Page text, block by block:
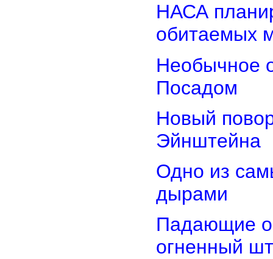
НАСА
обитаемых
Необычное
Посадом
Новый
Эйнштейна
Одно из
дырами
Падающие
огненный